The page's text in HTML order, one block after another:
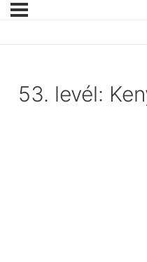
53. levél: